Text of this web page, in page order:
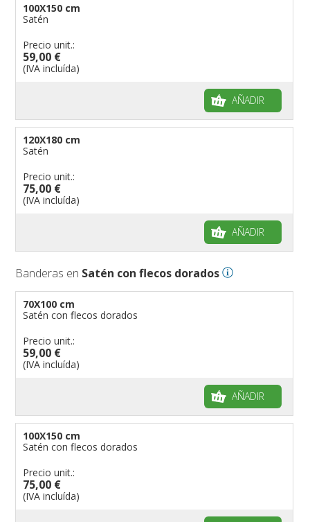
100X150 cm
Satén
Precio unit.:
59,00 €
(IVA incluída)
AÑADIR
120X180 cm
Satén
Precio unit.:
75,00 €
(IVA incluída)
AÑADIR
Banderas en Satén con flecos dorados
70X100 cm
Satén con flecos dorados
Precio unit.:
59,00 €
(IVA incluída)
AÑADIR
100X150 cm
Satén con flecos dorados
Precio unit.:
75,00 €
(IVA incluída)